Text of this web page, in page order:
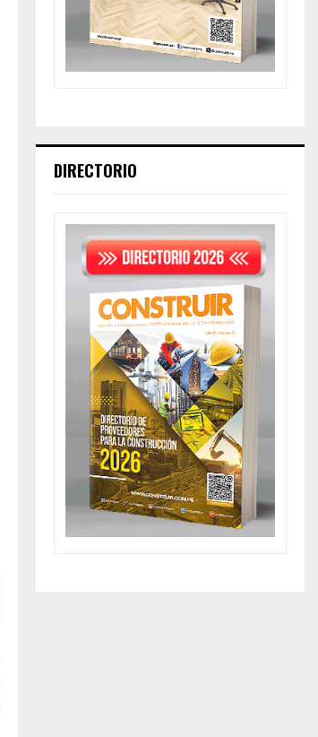
DIRECTORIO